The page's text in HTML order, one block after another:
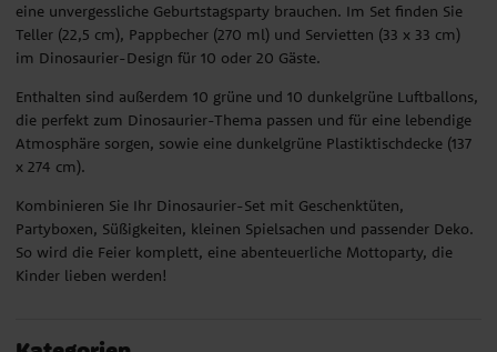
eine unvergessliche Geburtstagsparty brauchen. Im Set finden Sie
Teller (22,5 cm), Pappbecher (270 ml) und Servietten (33 x 33 cm)
im Dinosaurier-Design für 10 oder 20 Gäste.
Enthalten sind außerdem 10 grüne und 10 dunkelgrüne Luftballons,
die perfekt zum Dinosaurier-Thema passen und für eine lebendige
Atmosphäre sorgen, sowie eine dunkelgrüne Plastiktischdecke (137
x 274 cm).
Kombinieren Sie Ihr Dinosaurier-Set mit Geschenktüten,
Partyboxen, Süßigkeiten, kleinen Spielsachen und passender Deko.
So wird die Feier komplett, eine abenteuerliche Mottoparty, die
Kinder lieben werden!